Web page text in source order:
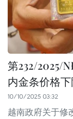
第232/2025/
内金条价格
10/10/2025 03:32
越南政府关于修